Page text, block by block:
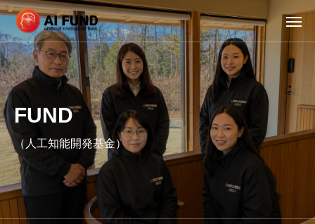
FUND
（人工知能開発基金）